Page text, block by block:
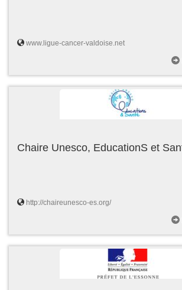
www.ligue-cancer-valdoise.net
Chaire Unesco, EducationS et
http://chaireunesco-es.org/